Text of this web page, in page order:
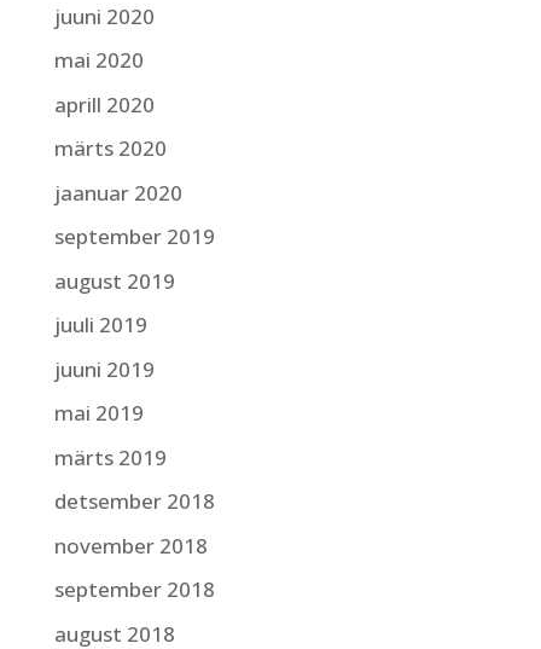
juuni 2020
mai 2020
aprill 2020
märts 2020
jaanuar 2020
september 2019
august 2019
juuli 2019
juuni 2019
mai 2019
märts 2019
detsember 2018
november 2018
september 2018
august 2018